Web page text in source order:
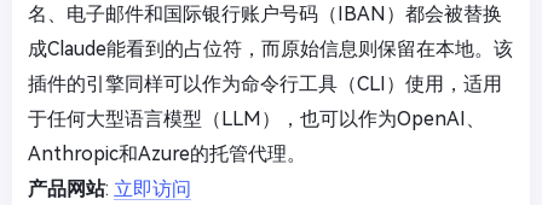
名、电子邮件和国际银行账户号码（IBAN）都会被替换
成Claude能看到的占位符，而原始信息则保留在本地。该
插件的引擎同样可以作为命令行工具（CLI）使用，适用
于任何大型语言模型（LLM），也可以作为OpenAI、
Anthropic和Azure的托管代理。
产品网站: 立即访问